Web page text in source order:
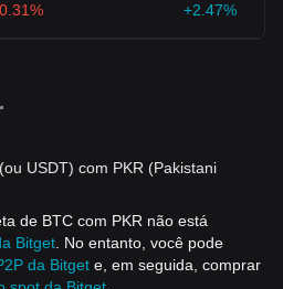
+2.47%
USDT) com PKR (Pakistani
de BTC com PKR não está
Bitget . No entanto, você pode
da Bitget e, em seguida, comprar